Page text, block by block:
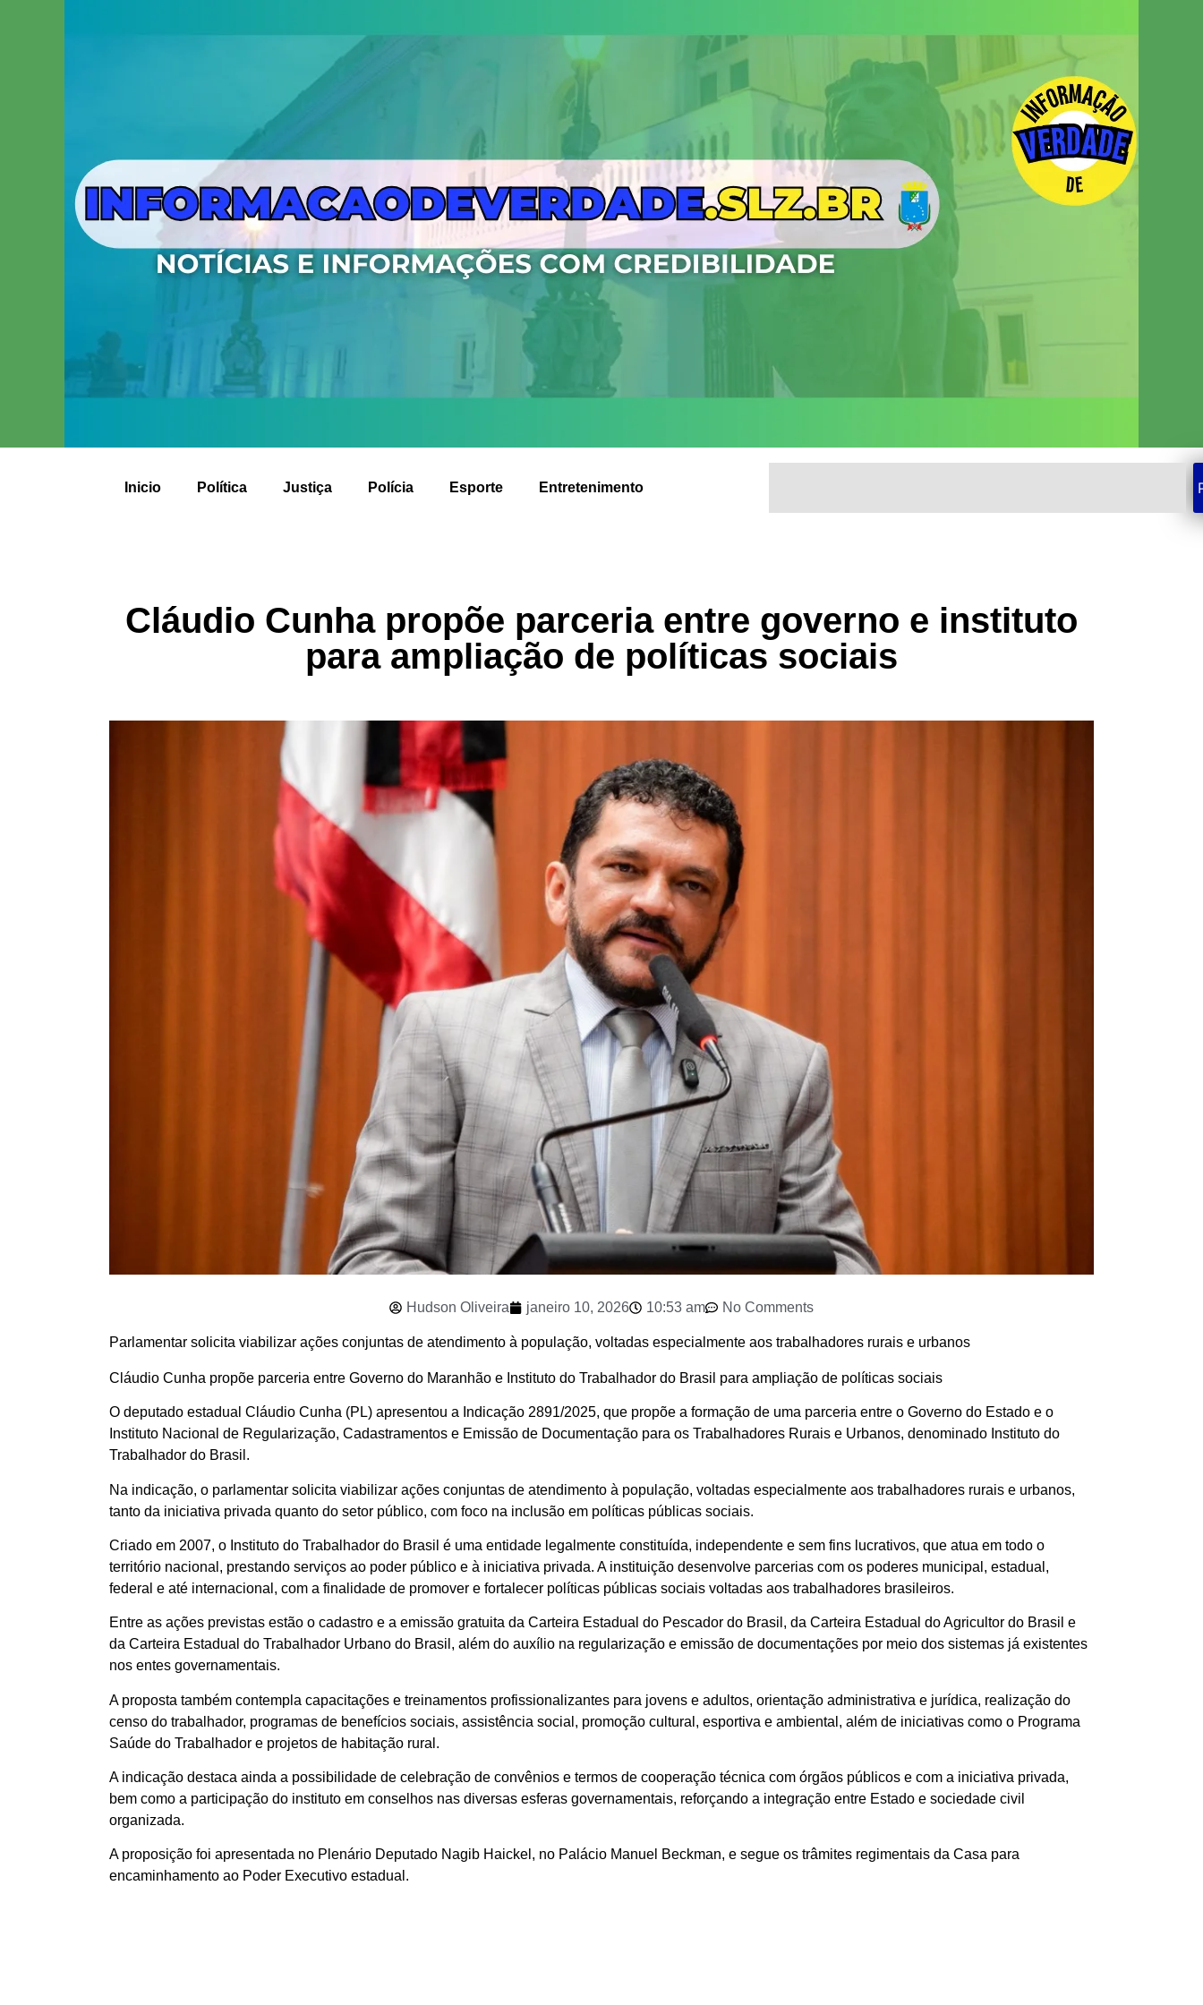
Inicio Política Justiça Polícia Esporte Entretenimento
Cláudio Cunha propõe parceria entre governo e instituto
para ampliação de políticas sociais
Hudson Oliveira janeiro 10, 2026 10:53 am No Comments
Parlamentar solicita viabilizar ações conjuntas de atendimento à população, voltadas especialmente aos trabalhadores rurais e urbanos
Cláudio Cunha propõe parceria entre Governo do Maranhão e Instituto do Trabalhador do Brasil para ampliação de políticas sociais
O deputado estadual Cláudio Cunha (PL) apresentou a Indicação 2891/2025, que propõe a formação de uma parceria entre o Governo do Estado e o
Instituto Nacional de Regularização, Cadastramentos e Emissão de Documentação para os Trabalhadores Rurais e Urbanos, denominado Instituto do
Trabalhador do Brasil.
Na indicação, o parlamentar solicita viabilizar ações conjuntas de atendimento à população, voltadas especialmente aos trabalhadores rurais e urbanos,
tanto da iniciativa privada quanto do setor público, com foco na inclusão em políticas públicas sociais.
Criado em 2007, o Instituto do Trabalhador do Brasil é uma entidade legalmente constituída, independente e sem fins lucrativos, que atua em todo o
território nacional, prestando serviços ao poder público e à iniciativa privada. A instituição desenvolve parcerias com os poderes municipal, estadual,
federal e até internacional, com a finalidade de promover e fortalecer políticas públicas sociais voltadas aos trabalhadores brasileiros.
Entre as ações previstas estão o cadastro e a emissão gratuita da Carteira Estadual do Pescador do Brasil, da Carteira Estadual do Agricultor do Brasil e
da Carteira Estadual do Trabalhador Urbano do Brasil, além do auxílio na regularização e emissão de documentações por meio dos sistemas já existentes
nos entes governamentais.
A proposta também contempla capacitações e treinamentos profissionalizantes para jovens e adultos, orientação administrativa e jurídica, realização do
censo do trabalhador, programas de benefícios sociais, assistência social, promoção cultural, esportiva e ambiental, além de iniciativas como o Programa
Saúde do Trabalhador e projetos de habitação rural.
A indicação destaca ainda a possibilidade de celebração de convênios e termos de cooperação técnica com órgãos públicos e com a iniciativa privada,
bem como a participação do instituto em conselhos nas diversas esferas governamentais, reforçando a integração entre Estado e sociedade civil
organizada.
A proposição foi apresentada no Plenário Deputado Nagib Haickel, no Palácio Manuel Beckman, e segue os trâmites regimentais da Casa para
encaminhamento ao Poder Executivo estadual.